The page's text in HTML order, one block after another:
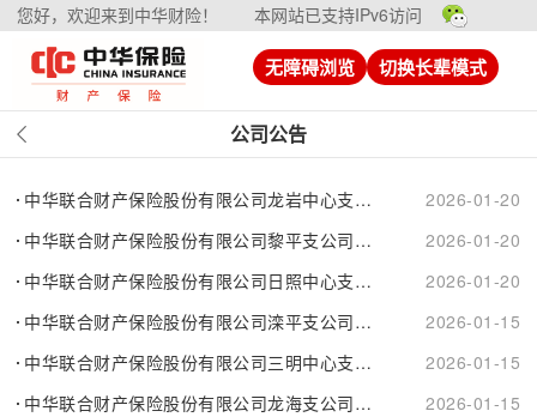
您好，欢迎来到中华财险！ 本网站已支持IPv6访问
无障碍浏览 切换长辈模式
公司公告
中华联合财产保险股份有限公司龙岩中心支公司武平营销服务部换证公告
2026-01-20
中华联合财产保险股份有限公司黎平支公司保险许可证变更公告
2026-01-20
中华联合财产保险股份有限公司日照中心支公司开发区营销服务部换发....
2026-01-20
中华联合财产保险股份有限公司滦平支公司换证公告
2026-01-15
中华联合财产保险股份有限公司三明中心支公司永安营销服务部换证公告
2026-01-15
中华联合财产保险股份有限公司龙海支公司换证公告
2026-01-15